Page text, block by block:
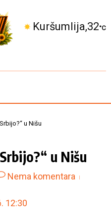
Kuršumlija 32°C
u Nišu
u Nišu
Nema komentara
12:30